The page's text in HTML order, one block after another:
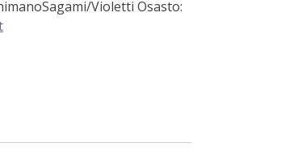
Violetti Osasto: